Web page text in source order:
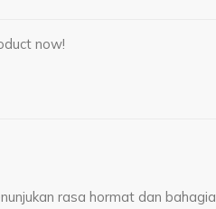
now!
rasa hormat dan bahagia